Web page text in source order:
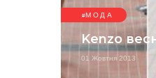
МОДА
Kenzo
01 Жовтня 2013